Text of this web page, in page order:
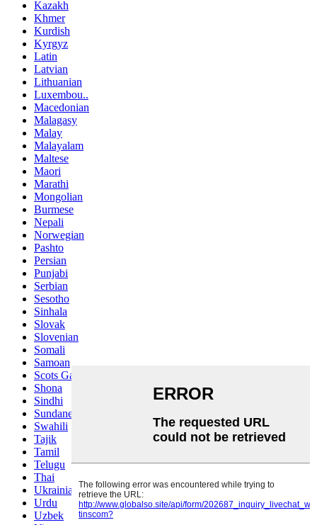
Kazakh
Khmer
Kurdish
Kyrgyz
Latin
Latvian
Lithuanian
Luxembou..
Macedonian
Malagasy
Malay
Malayalam
Maltese
Maori
Marathi
Mongolian
Burmese
Nepali
Norwegian
Pashto
Persian
Punjabi
Serbian
Sesotho
Sinhala
Slovak
Slovenian
Somali
Samoan
Scots Gaelic
Shona
Sindhi
Sundanese
Swahili
Tajik
Tamil
Telugu
Thai
Ukrainian
Urdu
Uzbek